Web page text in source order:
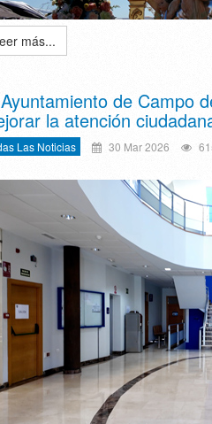
más...
de Campo
la atención
Las Noticias 30 Mar 2026